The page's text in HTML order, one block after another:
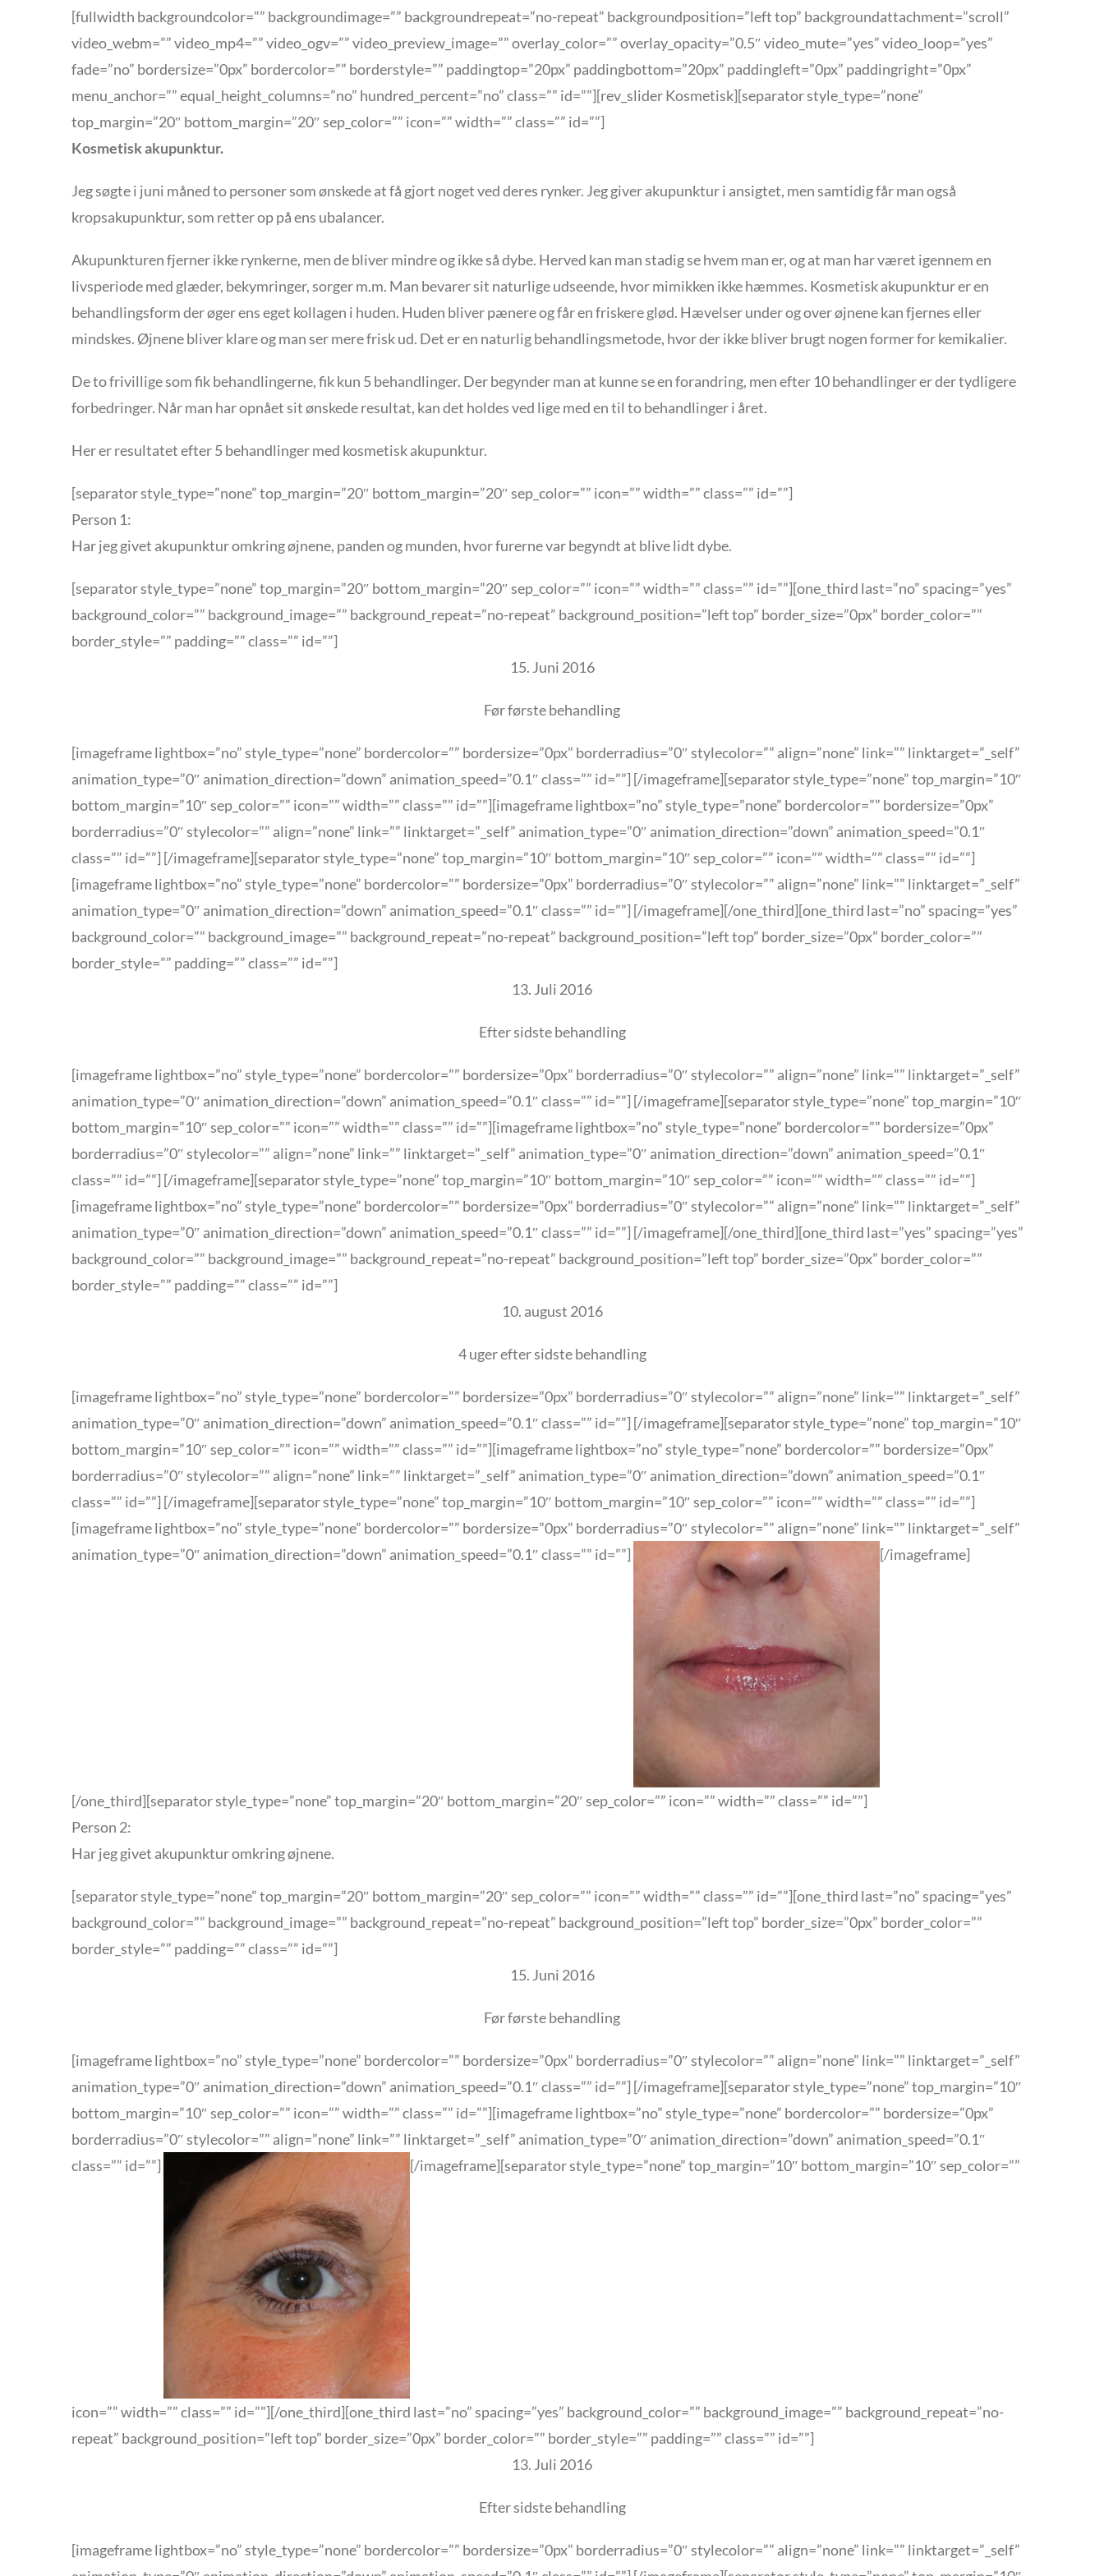
[fullwidth backgroundcolor=”” backgroundimage=”” backgroundrepeat=”no-repeat” backgroundposition=”left top” backgroundattachment=”scroll”
video_webm=”” video_mp4=”” video_ogv=”” video_preview_image=”” overlay_color=”” overlay_opacity=”0.5″ video_mute=”yes” video_loop=”yes”
fade=”no” bordersize=”0px” bordercolor=”” borderstyle=”” paddingtop=”20px” paddingbottom=”20px” paddingleft=”0px” paddingright=”0px”
menu_anchor=”” equal_height_columns=”no” hundred_percent=”no” class=”” id=””][rev_slider Kosmetisk][separator style_type=”none”
top_margin=”20″ bottom_margin=”20″ sep_color=”” icon=”” width=”” class=”” id=””]
Kosmetisk akupunktur.
Jeg søgte i juni måned to personer som ønskede at få gjort noget ved deres rynker. Jeg giver akupunktur i ansigtet, men samtidig får man også
kropsakupunktur, som retter op på ens ubalancer.
Akupunkturen fjerner ikke rynkerne, men de bliver mindre og ikke så dybe. Herved kan man stadig se hvem man er, og at man har været igennem en
livsperiode med glæder, bekymringer, sorger m.m. Man bevarer sit naturlige udseende, hvor mimikken ikke hæmmes. Kosmetisk akupunktur er en
behandlingsform der øger ens eget kollagen i huden. Huden bliver pænere og får en friskere glød. Hævelser under og over øjnene kan fjernes eller
mindskes. Øjnene bliver klare og man ser mere frisk ud. Det er en naturlig behandlingsmetode, hvor der ikke bliver brugt nogen former for kemikalier.
De to frivillige som fik behandlingerne, fik kun 5 behandlinger. Der begynder man at kunne se en forandring, men efter 10 behandlinger er der tydligere
forbedringer. Når man har opnået sit ønskede resultat, kan det holdes ved lige med en til to behandlinger i året.
Her er resultatet efter 5 behandlinger med kosmetisk akupunktur.
[separator style_type=”none” top_margin=”20″ bottom_margin=”20″ sep_color=”” icon=”” width=”” class=”” id=””]
Person 1:
Har jeg givet akupunktur omkring øjnene, panden og munden, hvor furerne var begyndt at blive lidt dybe.
[separator style_type=”none” top_margin=”20″ bottom_margin=”20″ sep_color=”” icon=”” width=”” class=”” id=””][one_third last=”no” spacing=”yes”
background_color=”” background_image=”” background_repeat=”no-repeat” background_position=”left top” border_size=”0px” border_color=””
border_style=”” padding=”” class=”” id=””]
15. Juni 2016
Før første behandling
[imageframe lightbox=”no” style_type=”none” bordercolor=”” bordersize=”0px” borderradius=”0″ stylecolor=”” align=”none” link=”” linktarget=”_self”
animation_type=”0″ animation_direction=”down” animation_speed=”0.1″ class=”” id=””] [/imageframe][separator style_type=”none” top_margin=”10″
bottom_margin=”10″ sep_color=”” icon=”” width=”” class=”” id=””][imageframe lightbox=”no” style_type=”none” bordercolor=”” bordersize=”0px”
borderradius=”0″ stylecolor=”” align=”none” link=”” linktarget=”_self” animation_type=”0″ animation_direction=”down” animation_speed=”0.1″
class=”” id=””] [/imageframe][separator style_type=”none” top_margin=”10″ bottom_margin=”10″ sep_color=”” icon=”” width=”” class=”” id=””]
[imageframe lightbox=”no” style_type=”none” bordercolor=”” bordersize=”0px” borderradius=”0″ stylecolor=”” align=”none” link=”” linktarget=”_self”
animation_type=”0″ animation_direction=”down” animation_speed=”0.1″ class=”” id=””] [/imageframe][/one_third][one_third last=”no” spacing=”yes”
background_color=”” background_image=”” background_repeat=”no-repeat” background_position=”left top” border_size=”0px” border_color=””
border_style=”” padding=”” class=”” id=””]
13. Juli 2016
Efter sidste behandling
[imageframe lightbox=”no” style_type=”none” bordercolor=”” bordersize=”0px” borderradius=”0″ stylecolor=”” align=”none” link=”” linktarget=”_self”
animation_type=”0″ animation_direction=”down” animation_speed=”0.1″ class=”” id=””] [/imageframe][separator style_type=”none” top_margin=”10″
bottom_margin=”10″ sep_color=”” icon=”” width=”” class=”” id=””][imageframe lightbox=”no” style_type=”none” bordercolor=”” bordersize=”0px”
borderradius=”0″ stylecolor=”” align=”none” link=”” linktarget=”_self” animation_type=”0″ animation_direction=”down” animation_speed=”0.1″
class=”” id=””] [/imageframe][separator style_type=”none” top_margin=”10″ bottom_margin=”10″ sep_color=”” icon=”” width=”” class=”” id=””]
[imageframe lightbox=”no” style_type=”none” bordercolor=”” bordersize=”0px” borderradius=”0″ stylecolor=”” align=”none” link=”” linktarget=”_self”
animation_type=”0″ animation_direction=”down” animation_speed=”0.1″ class=”” id=””] [/imageframe][/one_third][one_third last=”yes” spacing=”yes”
background_color=”” background_image=”” background_repeat=”no-repeat” background_position=”left top” border_size=”0px” border_color=””
border_style=”” padding=”” class=”” id=””]
10. august 2016
4 uger efter sidste behandling
[imageframe lightbox=”no” style_type=”none” bordercolor=”” bordersize=”0px” borderradius=”0″ stylecolor=”” align=”none” link=”” linktarget=”_self”
animation_type=”0″ animation_direction=”down” animation_speed=”0.1″ class=”” id=””] [/imageframe][separator style_type=”none” top_margin=”10″
bottom_margin=”10″ sep_color=”” icon=”” width=”” class=”” id=””][imageframe lightbox=”no” style_type=”none” bordercolor=”” bordersize=”0px”
borderradius=”0″ stylecolor=”” align=”none” link=”” linktarget=”_self” animation_type=”0″ animation_direction=”down” animation_speed=”0.1″
class=”” id=””] [/imageframe][separator style_type=”none” top_margin=”10″ bottom_margin=”10″ sep_color=”” icon=”” width=”” class=”” id=””]
[imageframe lightbox=”no” style_type=”none” bordercolor=”” bordersize=”0px” borderradius=”0″ stylecolor=”” align=”none” link=”” linktarget=”_self”
animation_type=”0″ animation_direction=”down” animation_speed=”0.1″ class=”” id=””]
[/imageframe]
[/one_third][separator style_type=”none” top_margin=”20″ bottom_margin=”20″ sep_color=”” icon=”” width=”” class=”” id=””]
Person 2:
Har jeg givet akupunktur omkring øjnene.
[separator style_type=”none” top_margin=”20″ bottom_margin=”20″ sep_color=”” icon=”” width=”” class=”” id=””][one_third last=”no” spacing=”yes”
background_color=”” background_image=”” background_repeat=”no-repeat” background_position=”left top” border_size=”0px” border_color=””
border_style=”” padding=”” class=”” id=””]
15. Juni 2016
Før første behandling
[imageframe lightbox=”no” style_type=”none” bordercolor=”” bordersize=”0px” borderradius=”0″ stylecolor=”” align=”none” link=”” linktarget=”_self”
animation_type=”0″ animation_direction=”down” animation_speed=”0.1″ class=”” id=””] [/imageframe][separator style_type=”none” top_margin=”10″
bottom_margin=”10″ sep_color=”” icon=”” width=”” class=”” id=””][imageframe lightbox=”no” style_type=”none” bordercolor=”” bordersize=”0px”
borderradius=”0″ stylecolor=”” align=”none” link=”” linktarget=”_self” animation_type=”0″ animation_direction=”down” animation_speed=”0.1″
class=”” id=””]
[/imageframe][separator style_type=”none” top_margin=”10″ bottom_margin=”10″ sep_color=””
icon=”” width=”” class=”” id=””][/one_third][one_third last=”no” spacing=”yes” background_color=”” background_image=”” background_repeat=”no-
repeat” background_position=”left top” border_size=”0px” border_color=”” border_style=”” padding=”” class=”” id=””]
13. Juli 2016
Efter sidste behandling
[imageframe lightbox=”no” style_type=”none” bordercolor=”” bordersize=”0px” borderradius=”0″ stylecolor=”” align=”none” link=”” linktarget=”_self”